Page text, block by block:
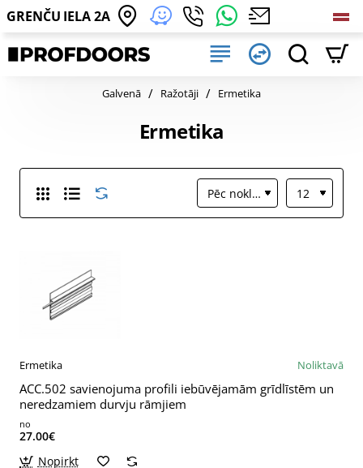
GRENČU IELA 2A
Ermetika
Galvenā homeRažotāji Ermetika
Ermetika Noliktavā
ACC.502 savienojuma profili iebūvējamām grīdlīstēm un
neredzamiem durvju rāmjiem
no
27.00€
Nopirkt